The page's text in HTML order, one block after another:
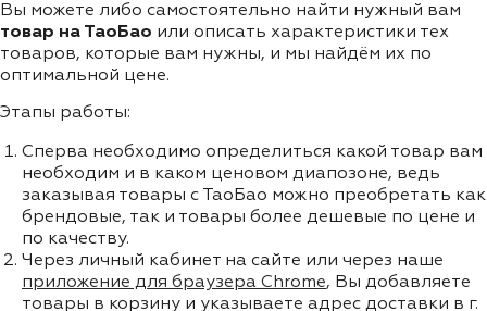
Вы можете либо самостоятельно найти нужный вам
товар на ТаоБао или описать характеристики тех
товаров, которые вам нужны, и мы найдём их по
оптимальной цене.
Этапы работы:
Сперва необходимо определиться какой товар вам
необходим и в каком ценовом диапозоне, ведь
заказывая товары с ТаоБао можно преобретать как
брендовые, так и товары более дешевые по цене и
по качеству.
Через личный кабинет на сайте или через наше
приложение для браузера Chrome, Вы добавляете
товары в корзину и указываете адрес доставки в г.